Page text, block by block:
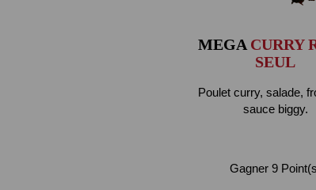
MEGA CURRY
SEUL
Poulet curry, salade,
sauce biggy.
Gagner 9